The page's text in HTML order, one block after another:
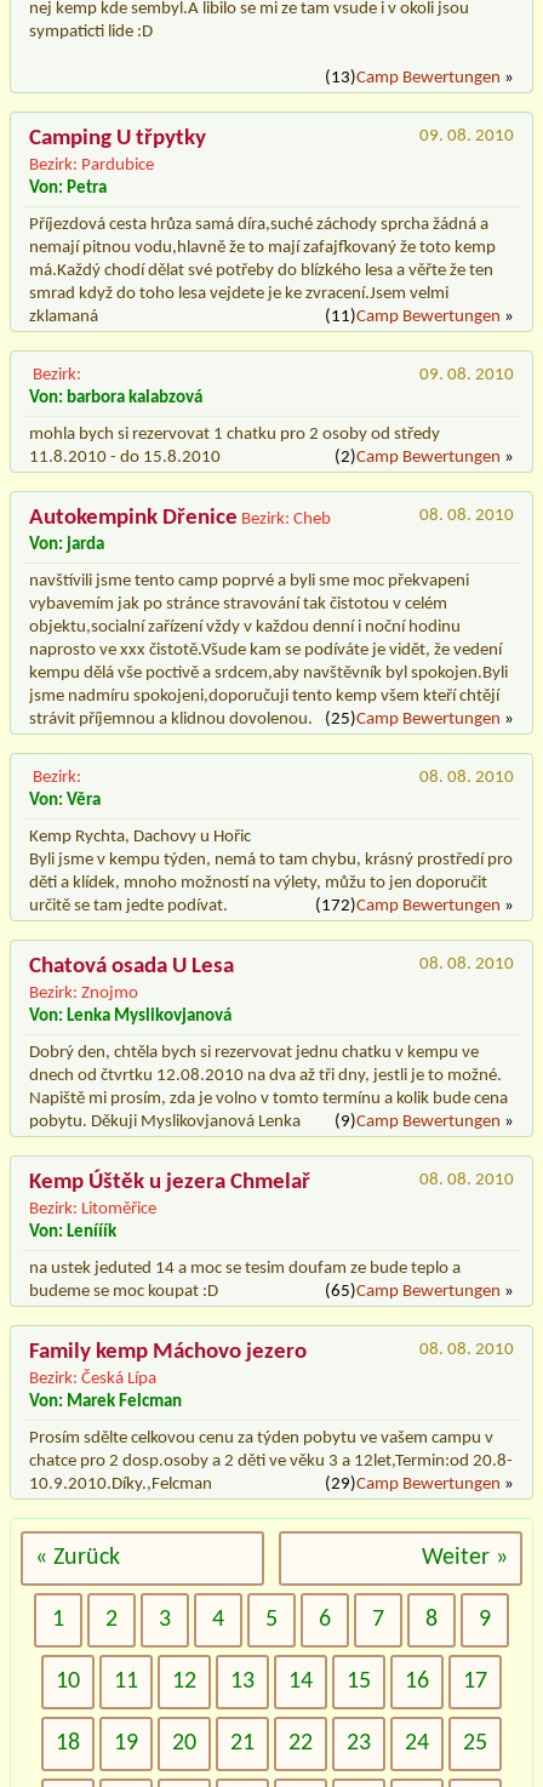
nej kemp kde sembyl.A libilo se mi ze tam vsude i v okoli jsou
sympaticti lide :D
(13)Camp Bewertungen »
Camping U třpytky
Bezirk: Pardubice
09. 08. 2010
Von: Petra
Příjezdová cesta hrůza samá díra,suché záchody sprcha žádná a
nemají pitnou vodu,hlavně že to mají zafajfkovaný že toto kemp
má.Každý chodí dělat své potřeby do blízkého lesa a věřte že ten
smrad když do toho lesa vejdete je ke zvracení.Jsem velmi
zklamaná
(11)Camp Bewertungen »
Bezirk:
09. 08. 2010
Von: barbora kalabzová
mohla bych si rezervovat 1 chatku pro 2 osoby od středy
11.8.2010 - do 15.8.2010
(2)Camp Bewertungen »
Autokempink Dřenice Bezirk: Cheb
08. 08. 2010
Von: jarda
navštívili jsme tento camp poprvé a byli sme moc překvapeni
vybavemím jak po stránce stravování tak čistotou v celém
objektu,socialní zařízení vždy v každou denní i noční hodinu
naprosto ve xxx čistotě.Všude kam se podíváte je vidět, že vedení
kempu dělá vše poctivě a srdcem,aby navštěvník byl spokojen.Byli
jsme nadmíru spokojeni,doporučuji tento kemp všem kteří chtějí
strávit příjemnou a klidnou dovolenou.
(25)Camp Bewertungen »
Bezirk:
08. 08. 2010
Von: Věra
Kemp Rychta, Dachovy u Hořic
Byli jsme v kempu týden, nemá to tam chybu, krásný prostředí pro
děti a klídek, mnoho možností na výlety, můžu to jen doporučit
určitě se tam jedte podívat.
(172)Camp Bewertungen »
Chatová osada U Lesa
Bezirk: Znojmo
08. 08. 2010
Von: Lenka Myslikovjanová
Dobrý den, chtěla bych si rezervovat jednu chatku v kempu ve
dnech od čtvrtku 12.08.2010 na dva až tři dny, jestli je to možné.
Napiště mi prosím, zda je volno v tomto termínu a kolik bude cena
pobytu. Děkuji Myslikovjanová Lenka
(9)Camp Bewertungen »
Kemp Úštěk u jezera Chmelař
Bezirk: Litoměřice
08. 08. 2010
Von: Lenííík
na ustek jeduted 14 a moc se tesim doufam ze bude teplo a
budeme se moc koupat :D
(65)Camp Bewertungen »
Family kemp Máchovo jezero
Bezirk: Česká Lípa
08. 08. 2010
Von: Marek Felcman
Prosím sdělte celkovou cenu za týden pobytu ve vašem campu v
chatce pro 2 dosp.osoby a 2 děti ve věku 3 a 12let,Termin:od 20.8-
10.9.2010.Díky.,Felcman
(29)Camp Bewertungen »
« Zurück Weiter »
1 2 3 4 5 6 7 8 9
10 11 12 13 14 15 16 17
18 19 20 21 22 23 24 25